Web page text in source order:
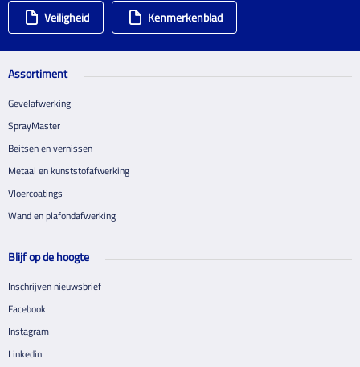
Veiligheid Kenmerkenblad
Assortiment
Gevelafwerking
SprayMaster
Beitsen en vernissen
Metaal en kunststofafwerking
Vloercoatings
Wand en plafondafwerking
Blijf op de hoogte
Inschrijven nieuwsbrief
Facebook
Instagram
Linkedin